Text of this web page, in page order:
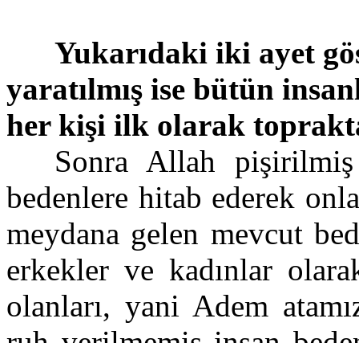
Yukarıdaki iki ayet
yaratılmış ise bütün
her kişi ilk olarak
Sonra Allah
bedenlere hitab ederek
meydana gelen mevcut
erkekler ve kadınlar
olanları, yani Adem